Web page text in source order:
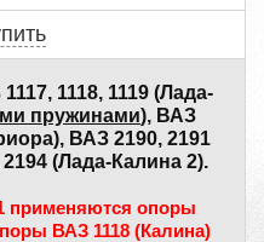
1118, 1119 (Лада-
пружинами), ВАЗ
ВАЗ 2190, 2191
(Лада-Калина 2).
применяются опоры
ВАЗ 1118 (Калина)